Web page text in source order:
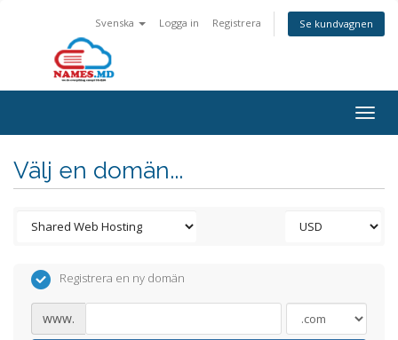
Svenska Logga in Registrera Se kundvagnen
Välj en domän...
Registrera en ny domän
www.